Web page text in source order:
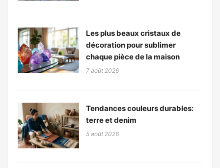
Les plus beaux cristaux de
décoration pour sublimer
chaque pièce de la maison
7 août 2026
Tendances couleurs durables:
terre et denim
5 août 2026